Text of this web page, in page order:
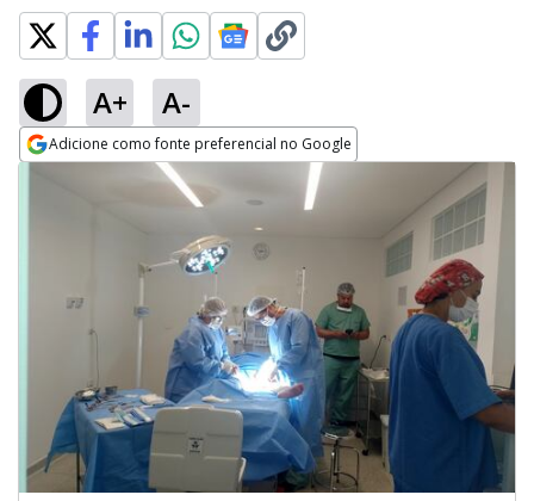
A+ A-
Adicione como fonte preferencial no Google
Opens in new window